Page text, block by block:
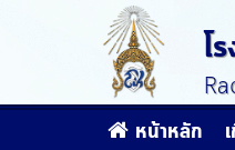
โ
หน้าหลัก